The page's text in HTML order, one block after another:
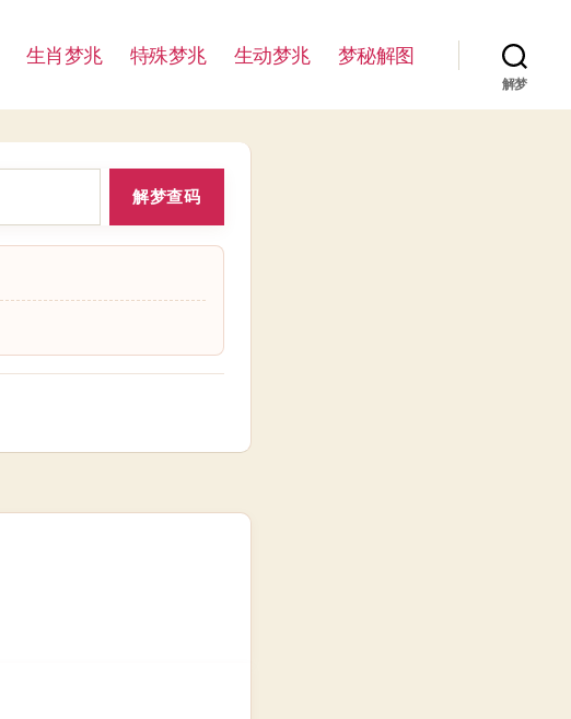
生肖梦兆 特殊梦兆 生动梦兆 梦秘解图
解梦
解梦查码